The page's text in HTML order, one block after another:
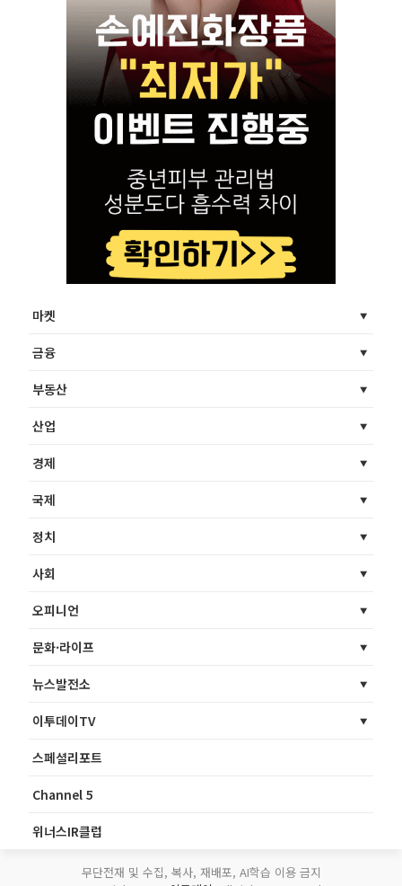
마켓
금융
부동산
산업
경제
국제
정치
사회
오피니언
문화·라이프
뉴스발전소
이투데이TV
스페셜리포트
Channel 5
위너스IR클럽
무단전재 및 수집, 복사, 재배포, AI학습 이용 금지